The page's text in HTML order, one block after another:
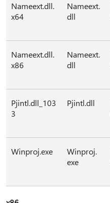
Nameext.dll.
x64
Nameext.
dll
Nameext.dll.
x86
Nameext.
dll
Pjintl.dll_103
3
Pjintl.dll
Winproj.exe
Winproj.
exe